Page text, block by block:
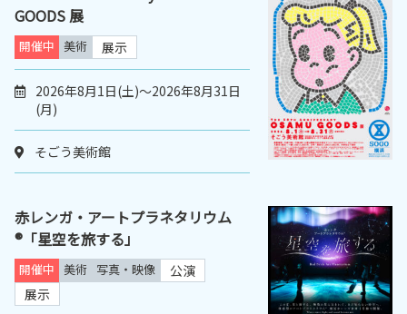
GOODS 展
開催中 美術 展示
2026年8月1日(土)～2026年8月31日
(月)
そごう美術館
赤レンガ・アートプラネタリウム
®「星空を旅する」
開催中 美術 写真・映像
公演
展示